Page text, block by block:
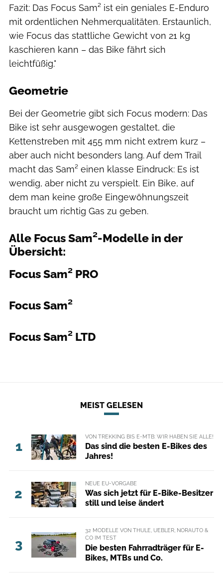
Fazit: Das Focus Sam² ist ein geniales E-Enduro
mit ordentlichen Nehmerqualitäten. Erstaunlich,
wie Focus das stattliche Gewicht von 21 kg
kaschieren kann – das Bike fährt sich
leichtfüßig."
Geometrie
Bei der Geometrie gibt sich Focus modern: Das
Bike ist sehr ausgewogen gestaltet, die
Kettenstreben mit 455 mm nicht extrem kurz –
aber auch nicht besonders lang. Auf dem Trail
macht das Sam² einen klasse Eindruck: Es ist
wendig, aber nicht zu verspielt. Ein Bike, auf
dem man keine große Eingewöhnungszeit
braucht um richtig Gas zu geben.
Alle Focus Sam²-Modelle in der
Übersicht:
Focus Sam² PRO
Focus Sam²
Focus Sam² LTD
MEIST GELESEN
1
VON TREKKING BIS E-MTB: WIR HABEN SIE ALLE!
Das sind die besten E-Bikes des
Jahres!
2
NEUE EU-VORGABE
Was sich jetzt für E-Bike-Besitzer
still und leise ändert
3
32 MODELLE VON THULE, UEBLER, NORAUTO &
CO IM TEST
Die besten Fahrradträger für E-
Bikes, MTBs und Co.